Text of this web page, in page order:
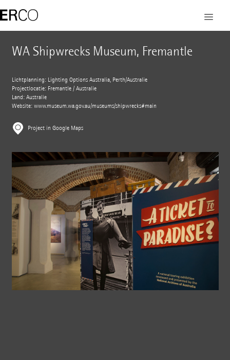
WA Shipwrecks Museum, Fremantle
Lichtplanning: Lighting Options Australia, Perth/Australië
Projectlocatie: Fremantle / Australië
Land: Australië
Website: www.museum.wa.gov.au/museums/shipwrecks#main
Project in Google Maps